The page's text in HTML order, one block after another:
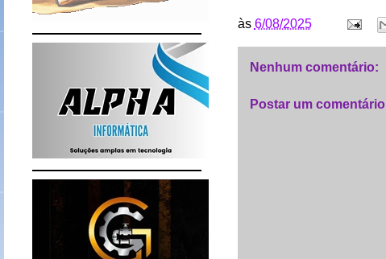
às 6/08/2025
Nenhum comentário:
Postar um comentário